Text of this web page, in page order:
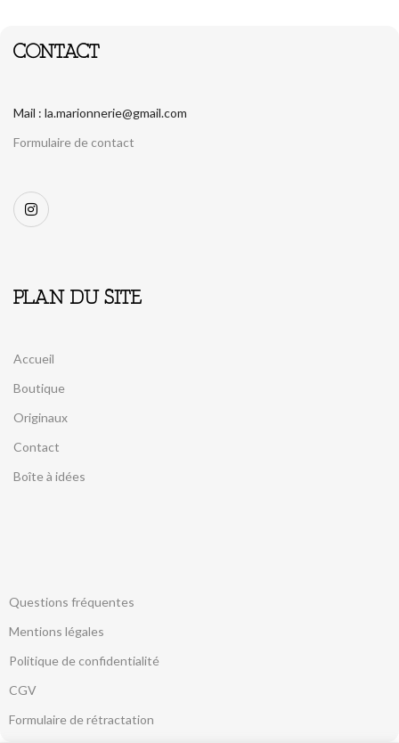
CONTACT
Mail : la.marionnerie@gmail.com
Formulaire de contact
PLAN DU SITE
Accueil
Boutique
Originaux
Contact
Boîte à idées
Questions fréquentes
Mentions légales
Politique de confidentialité
CGV
Formulaire de rétractation